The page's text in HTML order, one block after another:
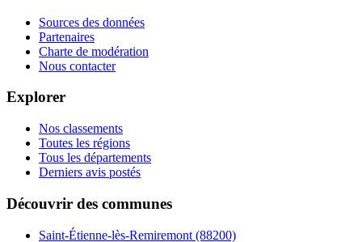
Sources des données
Partenaires
Charte de modération
Nous contacter
Explorer
Nos classements
Toutes les régions
Tous les départements
Derniers avis postés
Découvrir des communes
Saint-Étienne-lès-Remiremont (88200)